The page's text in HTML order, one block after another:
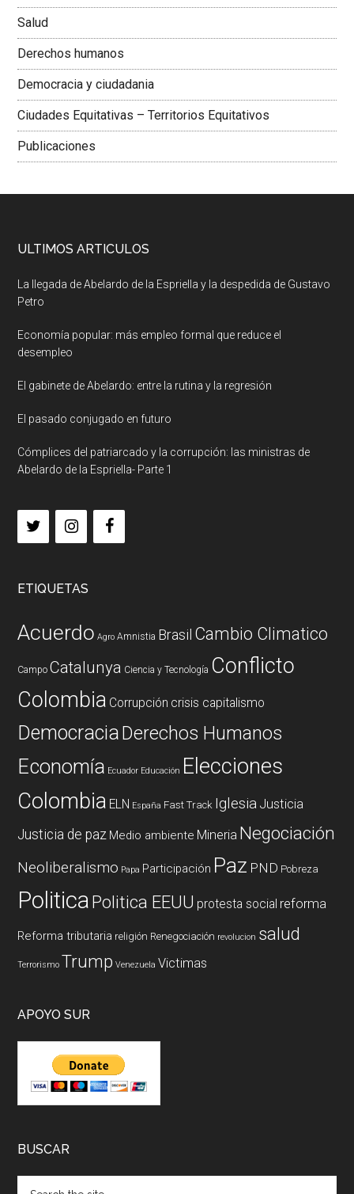
Salud
Derechos humanos
Democracia y ciudadania
Ciudades Equitativas – Territorios Equitativos
Publicaciones
ULTIMOS ARTICULOS
La llegada de Abelardo de la Espriella y la despedida de Gustavo
Petro
Economía popular: más empleo formal que reduce el
desempleo
El gabinete de Abelardo: entre la rutina y la regresión
El pasado conjugado en futuro
Cómplices del patriarcado y la corrupción: las ministras de
Abelardo de la Espriella- Parte 1
ETIQUETAS
Acuerdo Agro Amnistia Brasil Cambio Climatico
Campo Catalunya Ciencia y Tecnología Conflicto
Colombia Corrupción crisis capitalismo
DemocraciaDerechos Humanos
Economía Ecuador Educación Elecciones
Colombia ELN España Fast Track Iglesia Justicia
Justicia de paz Medio ambiente Mineria Negociación
Neoliberalismo Papa Participación Paz PND Pobreza
PoliticaPolitica EEUU protesta social reforma
Reforma tributaria religión Renegociación revolucion salud
Terrorismo Trump Venezuela Victimas
APOYO SUR
BUSCAR